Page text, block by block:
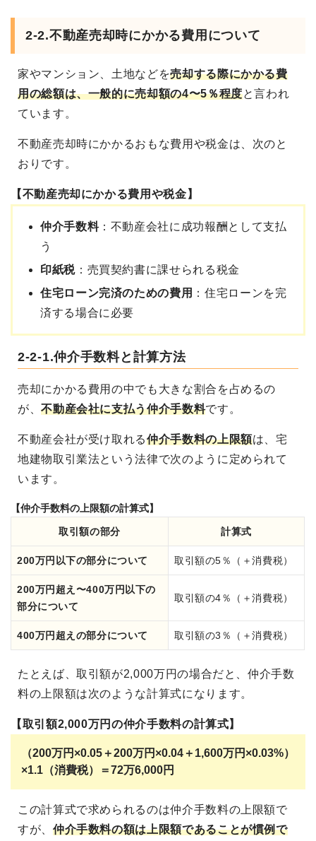
2-2.不動産売却時にかかる費用について
家やマンション、土地などを売却する際にかかる費
用の総額は、一般的に売却額の4〜5％程度と言われ
ています。
不動産売却時にかかるおもな費用や税金は、次のと
おりです。
【不動産売却にかかる費用や税金】
仲介手数料：不動産会社に成功報酬として支払
う
印紙税：売買契約書に課せられる税金
住宅ローン完済のための費用 ：住宅ローンを完
済する場合に必要
2-2-1.仲介手数料と計算方法
売却にかかる費用の中でも大きな割合を占めるの
が、不動産会社に支払う仲介手数料です。
不動産会社が受け取れる仲介手数料の上限額は、宅
地建物取引業法という法律で次のように定められて
います。
【仲介手数料の上限額の計算式】
取引額の部分 計算式
200万円以下の部分について 取引額の5％（＋消費税）
200万円超え〜400万円以下の
部分について
取引額の4％（＋消費税）
400万円超えの部分について 取引額の3％（＋消費税）
たとえば、取引額が2,000万円の場合だと、仲介手数
料の上限額は次のような計算式になります。
【取引額2,000万円の仲介手数料の計算式】
（200万円×0.05＋200万円×0.04＋1,600万円×0.03%）
×1.1（消費税）＝72万6,000円
この計算式で求められるのは仲介手数料の上限額で
すが、 仲介手数料の額は上限額であることが慣例で